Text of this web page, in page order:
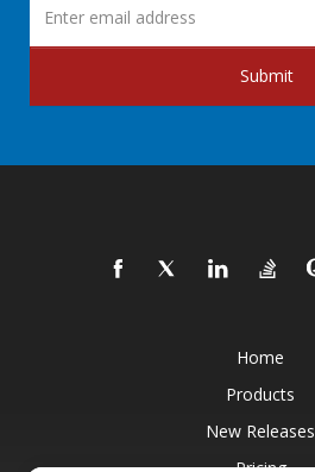
Submit
Home
Products
New Releases